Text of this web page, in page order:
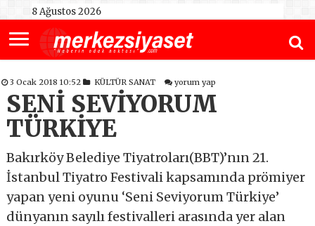
8 Ağustos 2026
3 Ocak 2018 10:52 KÜLTÜR SANAT yorum yap
SENİ SEVİYORUM
TÜRKİYE
Bakırköy Belediye Tiyatroları(BBT)’nın 21.
İstanbul Tiyatro Festivali kapsamında prömiyer
yapan yeni oyunu ‘Seni Seviyorum Türkiye’
dünyanın sayılı festivalleri arasında yer alan